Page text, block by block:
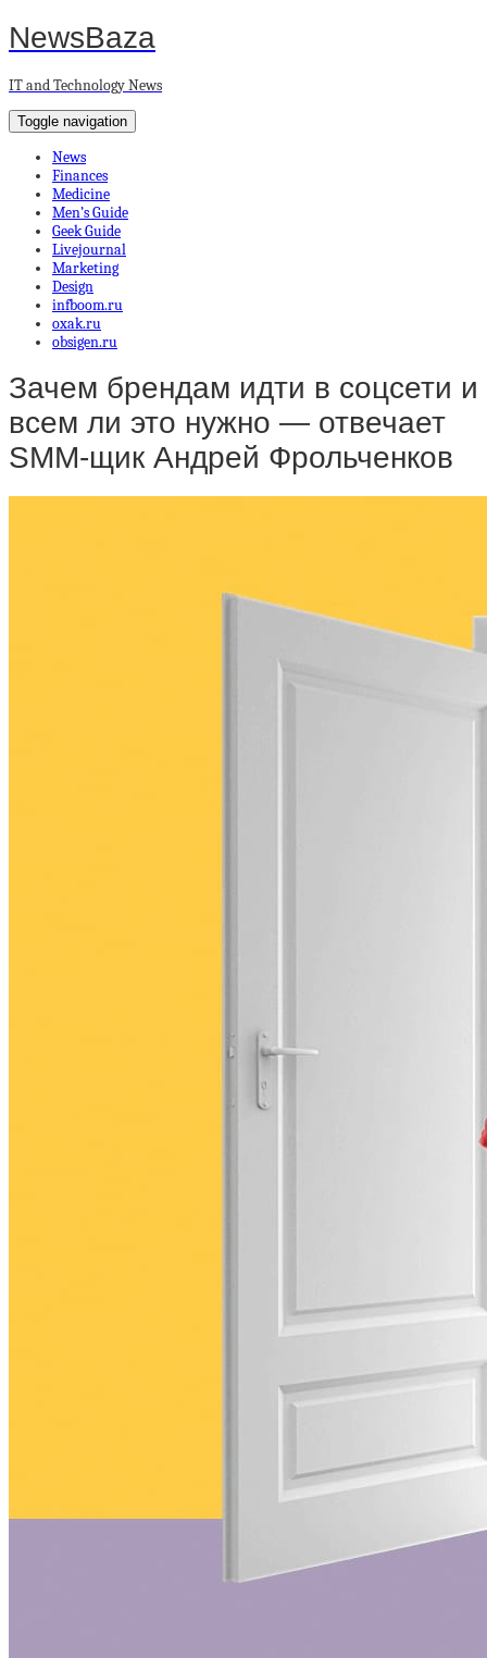
NewsBaza
IT and Technology News
Toggle navigation
News
Finances
Medicine
Men’s Guide
Geek Guide
Livejournal
Marketing
Design
infboom.ru
oxak.ru
obsigen.ru
Зачем брендам идти в соцсети и
всем ли это нужно — отвечает
SMM-щик Андрей Фрольченков